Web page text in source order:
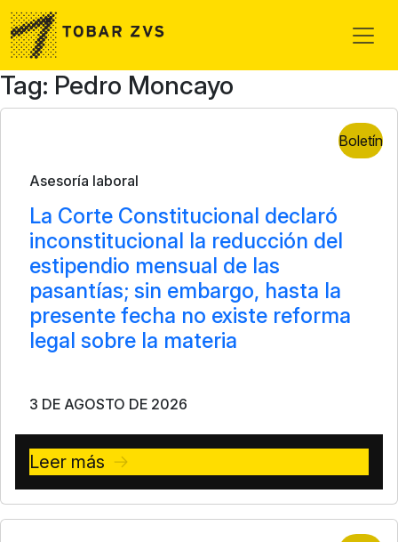
Skip to main content
Tag: Pedro Moncayo
Boletín
Asesoría laboral
La Corte Constitucional declaró
inconstitucional la reducción del
estipendio mensual de las
pasantías; sin embargo, hasta la
presente fecha no existe reforma
legal sobre la materia
3 DE AGOSTO DE 2026
Leer más